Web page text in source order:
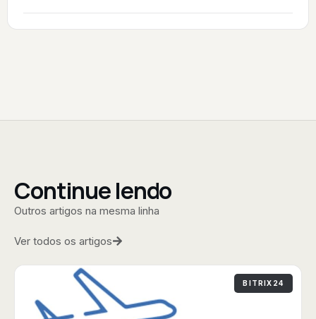
Continue lendo
Outros artigos na mesma linha
Ver todos os artigos
BITRIX24